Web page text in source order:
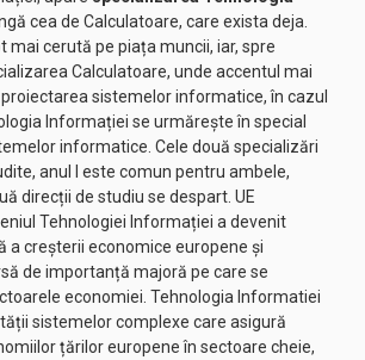
cea de Calculatoare, care exista deja.
mai cerută pe piața muncii, iar, spre
Calculatoare, unde accentul mai
sistemelor informatice, în cazul
Informației se urmărește în special
informatice. Cele două specializări
anul I este comun pentru ambele,
direcții de studiu se despart. UE
Tehnologiei Informației a devenit
a creșterii economice europene și
de importanță majoră pe care se
economiei. Tehnologia Informatiei
sistemelor complexe care asigură
țărilor europene în sectoare cheie,